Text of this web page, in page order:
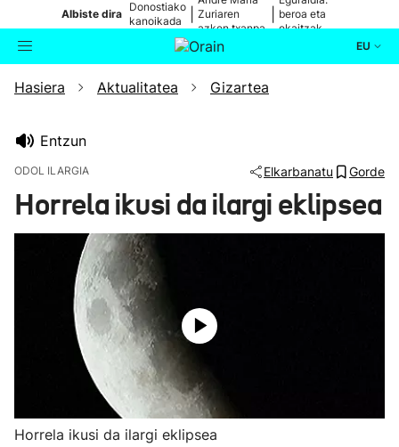
Albiste dira
Donostiako
kanoikada
Zuriaren
azken txanpa
beroa eta
ekaitzak
EU
Bilatzailea Aktualitatea
Ikusmiran
Hasiera Aktualitatea Gizartea
Entzun
ODOL ILARGIA Elkarbanatu Gorde
Horrela ikusi da ilargi eklipsea
Horrela ikusi da ilargi eklipsea